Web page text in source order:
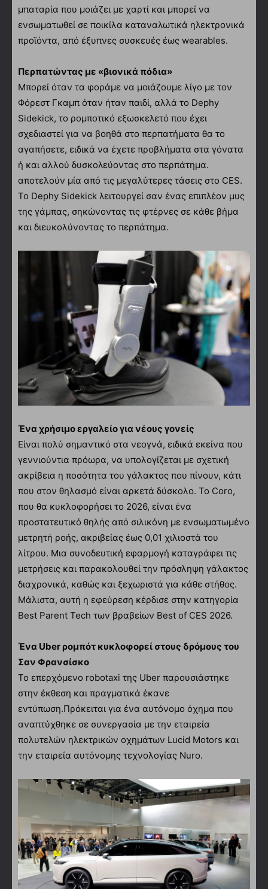
μπαταρία που μοιάζει με χαρτί και μπορεί να
ενσωματωθεί σε ποικίλα καταναλωτικά ηλεκτρονικά
προϊόντα, από έξυπνες συσκευές έως wearables.
Περπατώντας με «βιονικά πόδια»
Μπορεί όταν τα φοράμε να μοιάζουμε λίγο με τον
Φόρεστ Γκαμπ όταν ήταν παιδί, αλλά το Dephy
Sidekick, το ρομποτικό εξωσκελετό που έχει
σχεδιαστεί για να βοηθά στο περπατήματα θα το
αγαπήσετε, ειδικά να έχετε προβλήματα στα γόνατα
ή και αλλού δυσκολεύοντας στο περπάτημα.
αποτελούν μία από τις μεγαλύτερες τάσεις στο CES.
Το Dephy Sidekick λειτουργεί σαν ένας επιπλέον μυς
της γάμπας, σηκώνοντας τις φτέρνες σε κάθε βήμα
και διευκολύνοντας το περπάτημα.
Ένα χρήσιμο εργαλείο για νέους γονείς
Είναι πολύ σημαντικό στα νεογνά, ειδικά εκείνα που
γεννιούντια πρόωρα, να υπολογίζεται με σχετική
ακρίβεια η ποσότητα του γάλακτος που πίνουν, κάτι
που στον θηλασμό είναι αρκετά δύσκολο. Το Coro,
που θα κυκλοφορήσει το 2026, είναι ένα
προστατευτικό θηλής από σιλικόνη με ενσωματωμένο
μετρητή ροής, ακριβείας έως 0,01 χιλιοστά του
λίτρου. Μια συνοδευτική εφαρμογή καταγράφει τις
μετρήσεις και παρακολουθεί την πρόσληψη γάλακτος
διαχρονικά, καθώς και ξεχωριστά για κάθε στήθος.
Μάλιστα, αυτή η εφεύρεση κέρδισε στην κατηγορία
Best Parent Tech των βραβείων Best of CES 2026.
Ένα Uber ρομπότ κυκλοφορεί στους δρόμους του
Σαν Φρανσίσκο
Το επερχόμενο robotaxi της Uber παρουσιάστηκε
στην έκθεση και πραγματικά έκανε
εντύπωση.Πρόκειται για ένα αυτόνομο όχημα που
αναπτύχθηκε σε συνεργασία με την εταιρεία
πολυτελών ηλεκτρικών οχημάτων Lucid Motors και
την εταιρεία αυτόνομης τεχνολογίας Nuro.